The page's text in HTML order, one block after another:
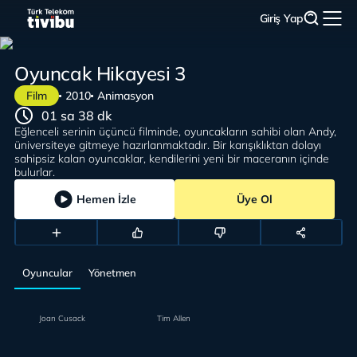
Giriş Yap
Film 2010 Animasyon
Oyuncak Hikayesi 3
Eğlenceli serinin üçüncü filminde, oyuncakların sahibi olan Andy,
üniversiteye gitmeye hazırlanmaktadır. Bir karışıklıktan dolayı
sahipsiz kalan oyuncaklar, kendilerini yeni bir maceranın içinde
bulurlar.
01 sa 38 dk
Hemen İzle Üye Ol
Oyuncular Yönetmen
Joan Cusack Tim Allen